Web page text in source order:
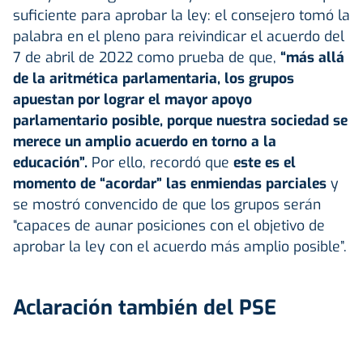
suficiente para aprobar la ley: el consejero tomó la
palabra en el pleno para reivindicar el acuerdo del
7 de abril de 2022 como prueba de que, “más allá
de la aritmética parlamentaria, los grupos
apuestan por lograr el mayor apoyo
parlamentario posible, porque nuestra sociedad se
merece un amplio acuerdo en torno a la
educación”. Por ello, recordó que este es el
momento de “acordar” las enmiendas parciales y
se mostró convencido de que los grupos serán
“capaces de aunar posiciones con el objetivo de
aprobar la ley con el acuerdo más amplio posible”.
Aclaración también del PSE